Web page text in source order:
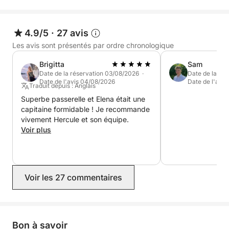
4.9/5 · 27 avis
Les avis sont présentés par ordre chronologique
Brigitta
Date de la réservation 03/08/2026 ·
Date de l'avis 04/08/2026
Traduit depuis : Anglais
Superbe passerelle et Elena était une
capitaine formidable ! Je recommande
vivement Hercule et son équipe.
Voir plus
Sam
Date de la
Date de
Voir les 27 commentaires
Bon à savoir